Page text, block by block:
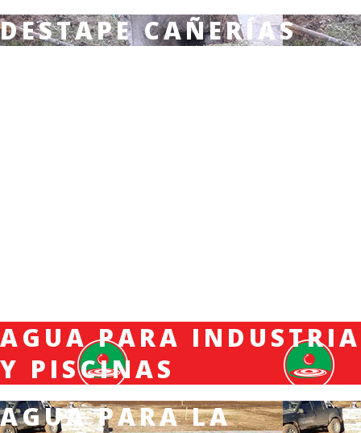
DESTAPE CAÑERÍAS
AGUA PARA INDUSTRIA
Y PISCINAS
AGUA PARA LA